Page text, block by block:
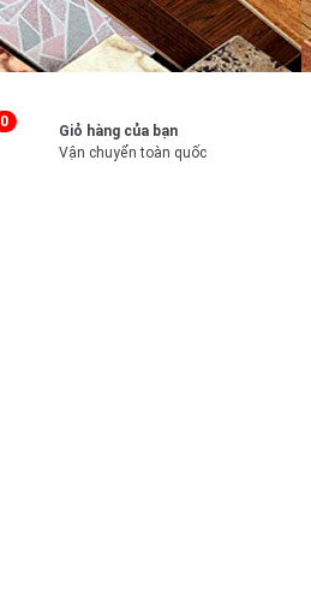
0
Giỏ hàng của bạn
Vận chuyển toàn quốc